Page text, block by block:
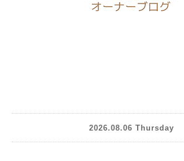
2026.08.06 Thursday